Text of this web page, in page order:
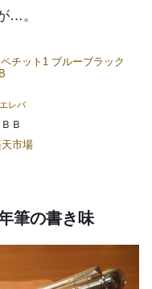
…。
チット1 ブルーブラック
レバ
Ｂ
市場
筆の書き味